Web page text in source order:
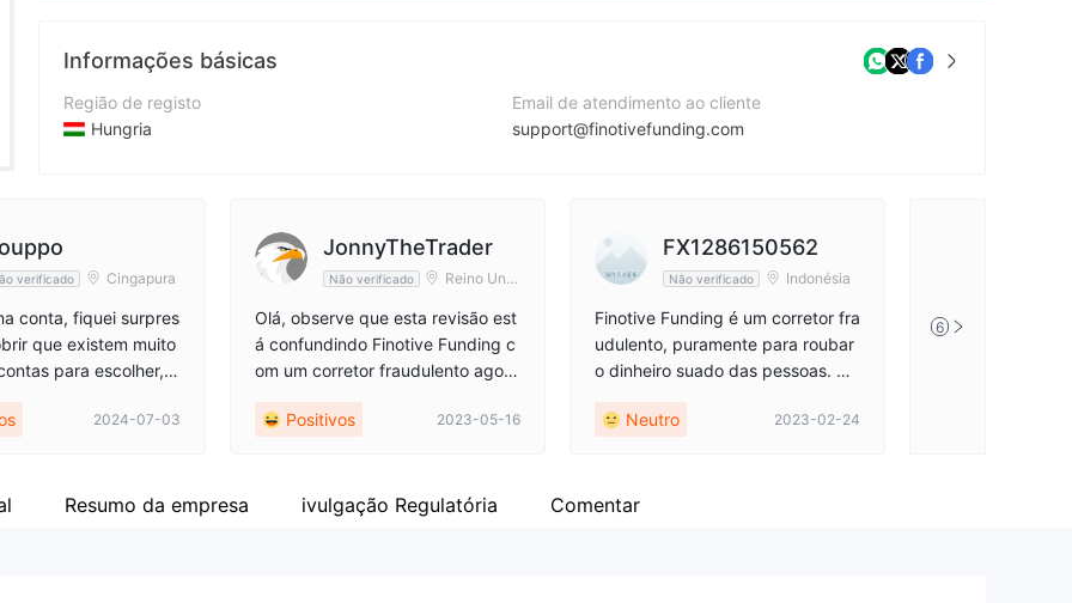
Informações básicas
Região de registo
Hungria
Email de atendimento ao cliente
support@finotivefunding.com
Endereço da companhia
Honvéd utca 8. 1st floor, 1054 Budapest, Hungary
verificado Cingapura
conta, fiquei surpres
que existem muito
para escolher, e
como FX, índices
experiência de neg
2024-07-03
JonnyTheTrader
Não verificado
Reino Unid
Olá, observe que esta revisão est
á confundindo Finotive Funding c
om um corretor fraudulento agora
xão entre os dois, e o Finotive Fu
Positivos 2023-05-16
FX1286150562
Não verificado Indonésia
Finotive Funding é um corretor fra
udulento, puramente para roubar
o dinheiro suado das pessoas. Nã
es. Eles são ladrões gananciosos
Neutro 2023-02-24
6
Resumo da empresa ivulgação Regulatória Comentar